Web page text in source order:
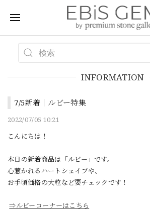
INFORMATION
7/5新着｜ルビー特集
2022/07/05 10:21
こんにちは！
本日の新着商品は「ルビー」です。
心惹かれるハートシェイプや、
お手頃価格の大粒など要チェックです！
⇒ルビーコーナーはこちら